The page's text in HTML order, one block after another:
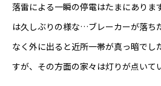
落雷による一瞬の停電はたまにありま
は久しぶりの様な…ブレーカーが落ち
なく外に出ると近所一帯が真っ暗でし
すが、その方面の家々は灯りが点いて